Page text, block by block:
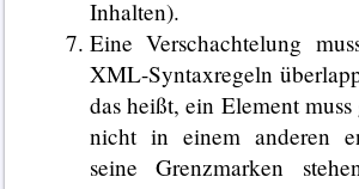
Inhalten).
Eine Verschachtelung
XML-Syntaxregeln
das heißt, ein Element
nicht in einem anderen
seine Grenzmarken